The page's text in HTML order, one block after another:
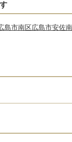
島市南区広島市安佐